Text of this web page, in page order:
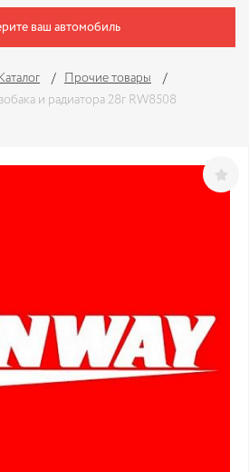
ваш автомобиль
Каталог
Прочие товары
и радиатора 28г RW8508